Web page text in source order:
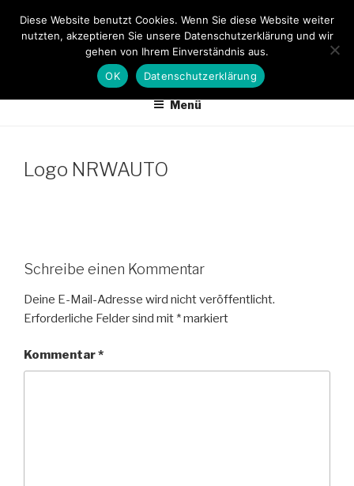
Inhalt
AUTOTEILE VON A-Z
Original Marken Ersatzteile zu fairen Preisen
Menü
Logo NRWAUTO
Schreibe einen Kommentar
Deine E-Mail-Adresse wird nicht veröffentlicht.
Erforderliche Felder sind mit *markiert
Kommentar*
Diese Website benutzt Cookies. Wenn Sie diese Website weiter
nutzten, akzeptieren Sie unsere Datenschutzerklärung und wir
gehen von Ihrem Einverständnis aus.
OK
Datenschutzerklärung